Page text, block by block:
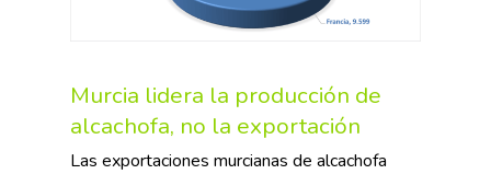
Murcia lidera la producción de
alcachofa, no la exportación
Las exportaciones murcianas de alcachofa